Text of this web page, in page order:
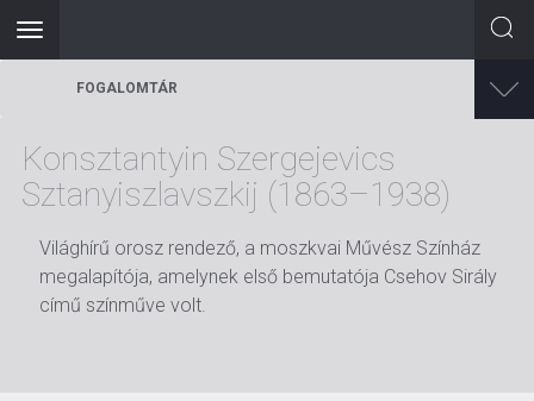
Toggle
navigation
FOGALOMTÁR
Konsztantyin Szergejevics
Sztanyiszlavszkij (1863–1938)
Világhírű orosz rendező, a moszkvai Művész Színház
megalapítója, amelynek első bemutatója Csehov Sirály
című színműve volt.